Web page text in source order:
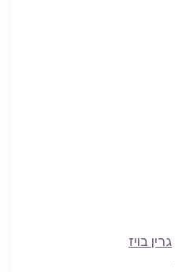
גרין בויז